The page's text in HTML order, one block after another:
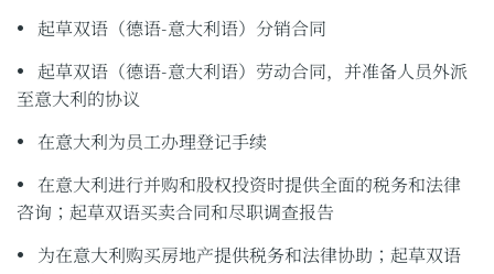
• 起草双语（德语-意大利语）分销合同
• 起草双语（德语-意大利语）劳动合同，并准备人员外派
至意大利的协议
• 在意大利为员工办理登记手续
• 在意大利进行并购和股权投资时提供全面的税务和法律
咨询；起草双语买卖合同和尽职调查报告
• 为在意大利购买房地产提供税务和法律协助；起草双语